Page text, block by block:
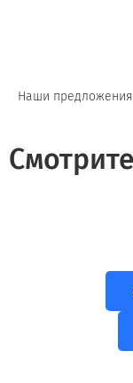
Наши предложения